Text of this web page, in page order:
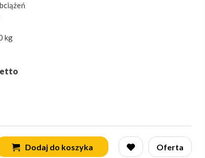
kg
Dodaj do koszyka Oferta